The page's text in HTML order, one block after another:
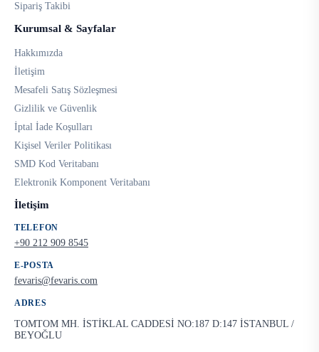
Sipariş Takibi
Kurumsal & Sayfalar
Hakkımızda
İletişim
Mesafeli Satış Sözleşmesi
Gizlilik ve Güvenlik
İptal İade Koşulları
Kişisel Veriler Politikası
SMD Kod Veritabanı
Elektronik Komponent Veritabanı
İletişim
TELEFON
+90 212 909 8545
E-POSTA
fevaris@fevaris.com
ADRES
TOMTOM MH. İSTİKLAL CADDESİ NO:187 D:147 İSTANBUL /
BEYOĞLU